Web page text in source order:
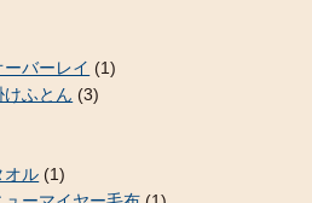
バーレイ (1)
けふとん (3)
オル (1)